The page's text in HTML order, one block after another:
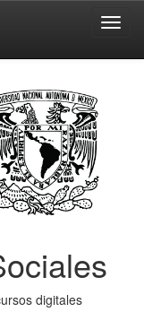
digitales